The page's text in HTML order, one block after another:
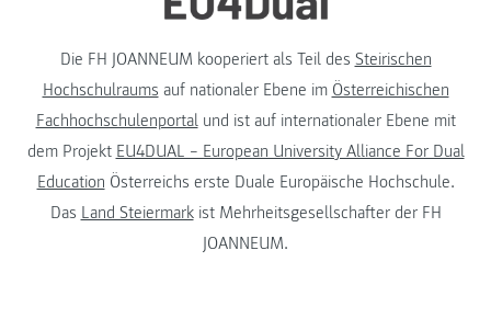
Die FH JOANNEUM kooperiert als Teil des Steirischen
Hochschulraums auf nationaler Ebene im Österreichischen
Fachhochschulenportalund ist auf internationaler Ebene mit
dem Projekt EU4DUAL – European University Alliance For Dual
Education Österreichs erste Duale Europäische Hochschule.
Das Land Steiermarkist Mehrheitsgesellschafter der FH
JOANNEUM.